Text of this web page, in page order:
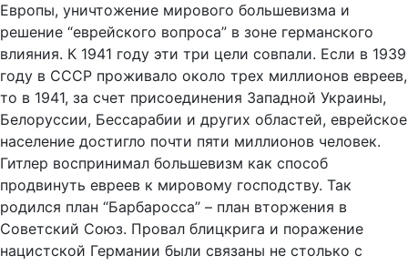
Европы, уничтожение мирового большевизма и
решение “еврейского вопроса” в зоне германского
влияния. К 1941 году эти три цели совпали. Если в 1939
году в СССР проживало около трех миллионов евреев,
то в 1941, за счет присоединения Западной Украины,
Белоруссии, Бессарабии и других областей, еврейское
население достигло почти пяти миллионов человек.
Гитлер воспринимал большевизм как способ
продвинуть евреев к мировому господству. Так
родился план “Барбаросса” – план вторжения в
Советский Союз. Провал блицкрига и поражение
нацистской Германии были связаны не столько с